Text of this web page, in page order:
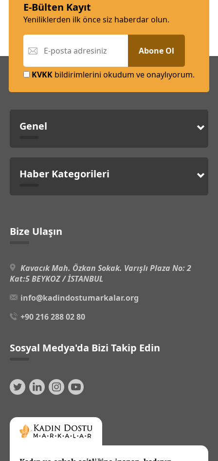
E-Bülten Kayıt
Yeniliklerden ilk önce siz haberdar olun.
Abone Ol
KVKK bildirimlerini okudum ve onaylıyorum.
Genel
Haber Kategorileri
Bize Ulaşın
Kavacık Mah. Özkan Sokak. Varışlı Plaza No: 2
Kat:5 BEYKOZ / İSTANBUL
info@kadindostumarkalar.org
+90 216 288 02 80
Sosyal Medya'da Bizi Takip Edin